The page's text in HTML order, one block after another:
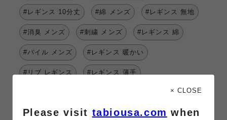
#レギンス 10分丈 #綿 メンズ #レギンス 無地
#消臭 メンズ #刺繍 メンズ #レギンス 綿
#パイル メンズ #レギンス 暖かい
#リブ レギンス #レギンス 薄手
#定番 メンズ #リンキング メンズ
× CLOSE
Please visit tabiousa.com when